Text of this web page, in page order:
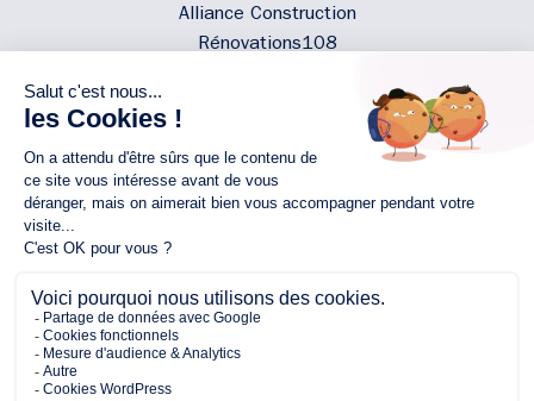
Alliance Construction
Rénovations108
NOUS CONTACTER
02 40 300 200
NOUS SUIVRE